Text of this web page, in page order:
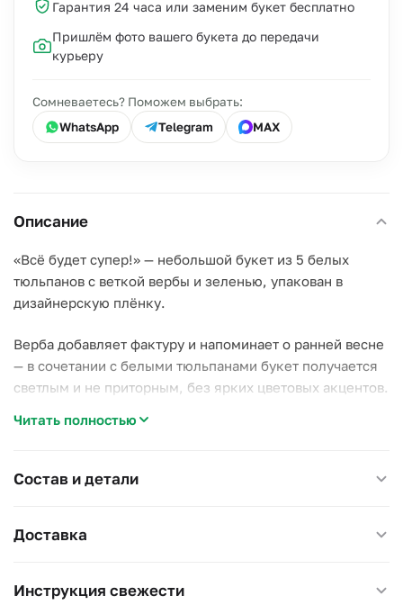
Гарантия 24 часа или заменим букет бесплатно
Пришлём фото вашего букета до передачи
курьеру
Сомневаетесь? Поможем выбрать:
WhatsApp
Telegram MAX
Описание
«Всё будет супер!» — небольшой букет из 5 белых
тюльпанов с веткой вербы и зеленью, упакован в
дизайнерскую плёнку.
Верба добавляет фактуру и напоминает о ранней весне
— в сочетании с белыми тюльпанами букет получается
светлым и не приторным, без ярких цветовых акцентов.
Тюльпаны продолжают расти в воде после срезки —
испарения. Диаметр 25 см, высота 30–40 см.
Читать полностью
Состав и детали
Доставка
Инструкция свежести